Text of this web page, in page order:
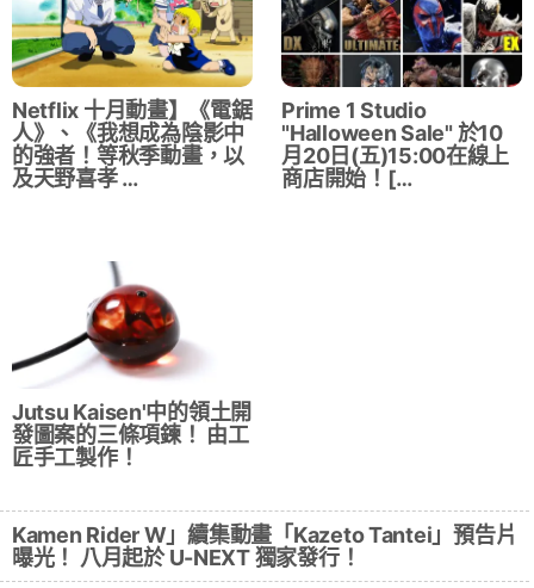
Netflix 十月動畫】《電鋸
人》、《我想成為陰影中
的強者！等秋季動畫，以
及天野喜孝 …
Prime 1 Studio
"Halloween Sale" 於10
月20日(五)15:00在線上
商店開始！[…
Jutsu Kaisen'中的領土開
發圖案的三條項鍊！ 由工
匠手工製作！
Kamen Rider W」續集動畫「Kazeto Tantei」預告片
曝光！ 八月起於 U-NEXT 獨家發行！